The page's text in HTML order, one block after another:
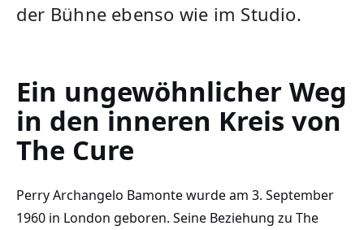
der Bühne ebenso wie im Studio.
Ein ungewöhnlicher Weg
in den inneren Kreis von
The Cure
Perry Archangelo Bamonte wurde am 3. September
1960 in London geboren. Seine Beziehung zu The